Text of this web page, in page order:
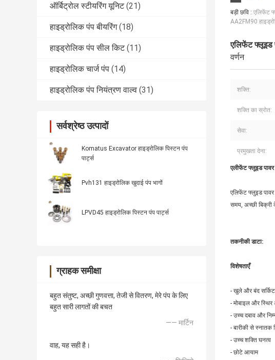
ऑर्बिट्रोल स्टीयरिंग यूनिट (21)
हाइड्रोलिक पंप बीयरिंग (18)
हाइड्रोलिक पंप सील किट (11)
हाइड्रोलिक चार्ज पंप (14)
हाइड्रोलिक पंप नियंत्रण वाल्व (31)
सर्वश्रेष्ठ उत्पादों
Komatus Excavator हाइड्रोलिक पिस्टन पंप
पार्ट्स
Pvh131 हाइड्रोलिक खुदाई पंप भागों
LPVD45 हाइड्रोलिक पिस्टन पंप पार्ट्स
ग्राहक समीक्षा
बहुत संतुष्ट, अच्छी गुणवत्ता, तेजी से वितरण, मेरे पंप के लिए
बहुत सारी लागतों की बचत
—— मार्टिन
वाह, यह सही है।
बड़ी छवि : एलिफेंट
AA2FM90
एलिफेंट फ्लूइड
वर्णन
शक्ति:
शक्ति का स्रोत:
सेवा:
प्रमुखता देना:
एलीफेंट फ्लूइड
एलिफेंट फ्लुइड पावर
समय, अच्छी बिक्री
तकनीकी डाटा:
विशेषताएँ
- खुले और बंद सर्किट
- मोबाइल और स्थिर
- उच्च दबाव और
- बारीकी से
- उच्च शक्ति घनत्व
- छोटे आयाम